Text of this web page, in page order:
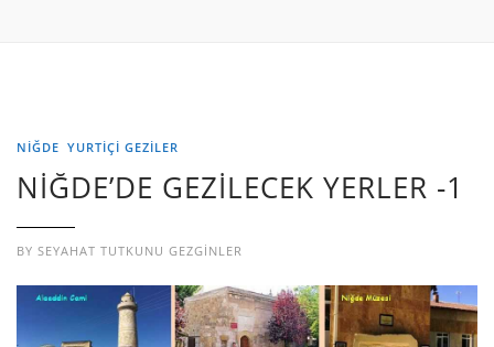
NİĞDE YURTIÇI GEZILER
NİĞDE’DE GEZİLECEK YERLER -1
BY SEYAHAT TUTKUNU GEZGINLER